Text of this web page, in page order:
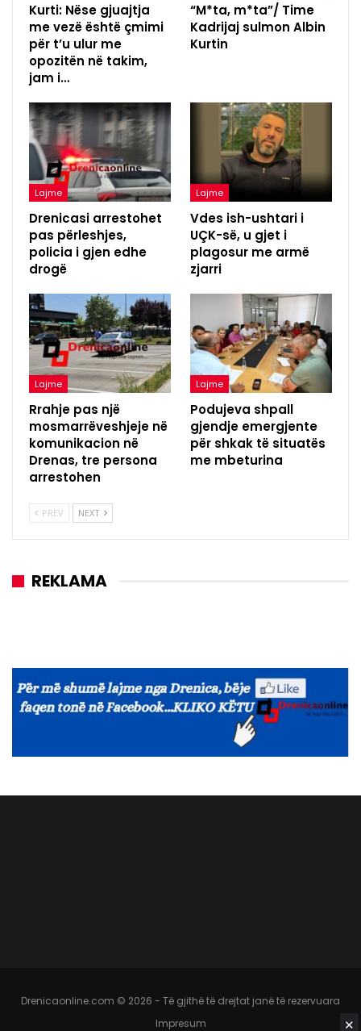
Kurti: Nëse gjuajtja
me vezë është çmimi
për t’u ulur me
opozitën në takim,
jam i…
“M*ta, m*ta”/ Time
Kadrijaj sulmon Albin
Kurtin
Lajme
Drenicasi arrestohet
pas përleshjes,
policia i gjen edhe
drogë
Lajme
Vdes ish-ushtari i
UÇK-së, u gjet i
plagosur me armë
zjarri
Lajme
Rrahje pas një
mosmarrëveshjeje në
komunikacion në
Drenas, tre persona
arrestohen
Lajme
Podujeva shpall
gjendje emergjente
për shkak të situatës
me mbeturina
PREV NEXT
REKLAMA
Drenicaonline.com © 2026 - Të gjithë të drejtat janë të rezervuara
Impresum
✕